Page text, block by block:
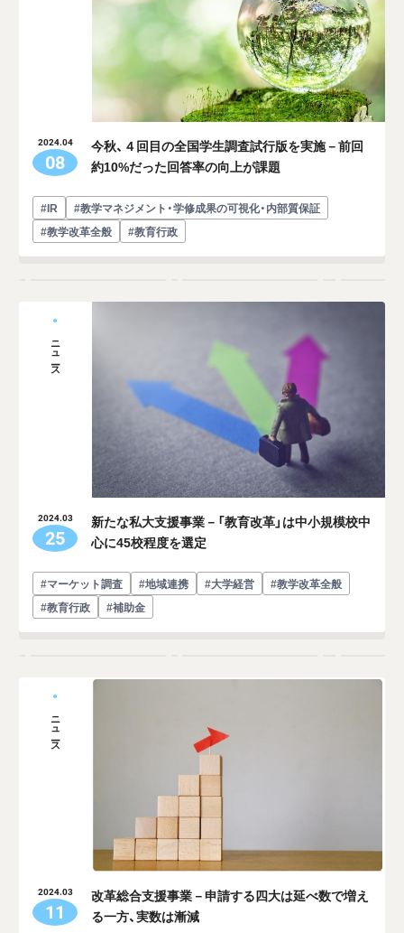
2024.04
08
今秋、４回目の全国学生調査試行版を実施－前回
約10%だった回答率の向上が課題
#IR
#教学マネジメント・学修成果の可視化・内部質保証
#教学改革全般
#教育行政
ニュース
2024.03
25
新たな私大支援事業－「教育改革」は中小規模校中
心に45校程度を選定
#マーケット調査 #地域連携 #大学経営
#教学改革全般
#教育行政
#補助金
ニュース
2024.03
11
改革総合支援事業－申請する四大は延べ数で増え
る一方、実数は漸減